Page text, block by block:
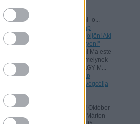
párhuzamosan:
www.garainyh.hu/evangeliumi_o...
- Vasárnap
[2024.03.17.] "Aki szomjazik, jöjjön! Aki
akarja, vegye az élet vizét ingyen!"
Kedves Látogatóim! Ma este
zárult az idei Aliansz imahét, melynek
főtémája ez volt: ELŐRE A NAGY M...
(2024.01.15. 11:35
- Vasárnap
[2024.01.14.] "Mert a törvény végcélja
megigazulására!"
Andreas:
Tisztelt Látogatóim! Október
a reformáció hónapja. Luther Márton